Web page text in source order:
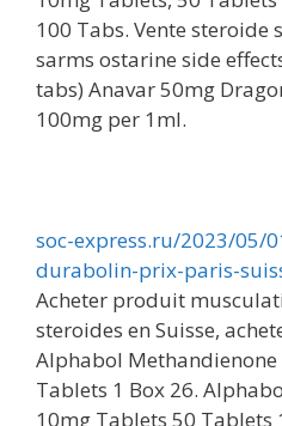
100 Tabs. Vente steroide
sarms ostarine side
tabs) Anavar 50mg
100mg per 1ml.
soc-express.ru/2023/05/
durabolin-prix-paris-
Acheter produit
steroides en Suisse,
Alphabol
Tablets 1 Box 26.
10mg Tablets 50 Tablets